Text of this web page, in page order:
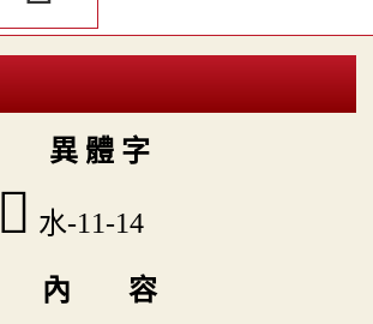
異 體 字
󷸨 水-11-14
內 容